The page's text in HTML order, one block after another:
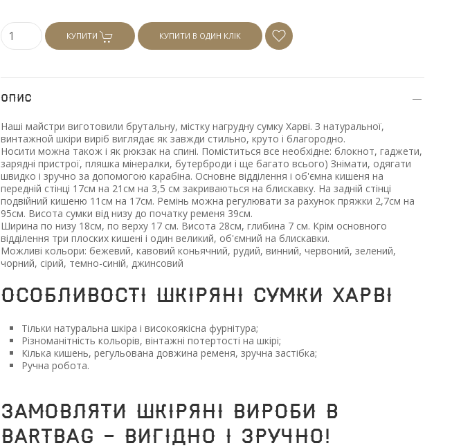
КУПИТИ КУПИТИ В ОДИН КЛІК
Опис
Наші майстри виготовили брутальну, містку нагрудну сумку Харві. З натуральної,
винтажной шкіри виріб виглядає як завжди стильно, круто і благородно.
Носити можна також і як рюкзак на спині. Поміститься все необхідне: блокнот, гаджети,
зарядні пристрої, пляшка мінералки, бутерброди і ще багато всього) Знімати, одягати
швидко і зручно за допомогою карабіна. Основне відділення і об'ємна кишеня на
передній стінці 17см на 21см на 3,5 см закриваються на блискавку. На задній стінці
подвійний кишеню 11см на 17см. Ремінь можна регулювати за рахунок пряжки 2,7см на
95см. Висота сумки від низу до початку ременя 39см.
Ширина по низу 18см, по верху 17 см. Висота 28см, глибина 7 см. Крім основного
відділення три плоских кишені і один великий, об'ємний на блискавки.
Можливі кольори: бежевий, кавовий коньячний, рудий, винний, червоний, зелений,
чорний, сірий, темно-синій, джинсовий
ОСОБЛИВОСТІ шкіряні сумки Харві
Тільки натуральна шкіра і високоякісна фурнітура;
Різноманітність кольорів, вінтажні потертості на шкірі;
Кілька кишень, регульована довжина ременя, зручна застібка;
Ручна робота.
ЗАМОВЛЯТИ ШКІРЯНІ ВИРОБИ В
BARTBAG - ВИГІДНО І ЗРУЧНО!